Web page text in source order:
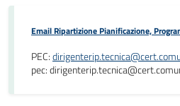
Email Ripartizione Pianificazione,
PEC:
pec: